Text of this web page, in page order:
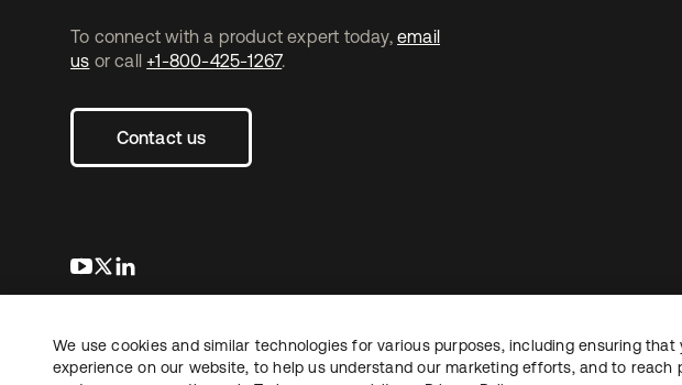
To connect with a product expert today, email
us or call +1-800-425-1267.
Contact us
s’ouvre dans un nouvel onglet
s’ouvre dans un nouvel onglet
JuridiquePolitique de confidentialitéConditions
Vos choix en matière de confidentialité
Copyright © 2026 Okta. Tous droits
réservés.
We use cookies and similar technologies for various purposes, including ensuring
experience on our website, to help us understand our marketing efforts, and to reach